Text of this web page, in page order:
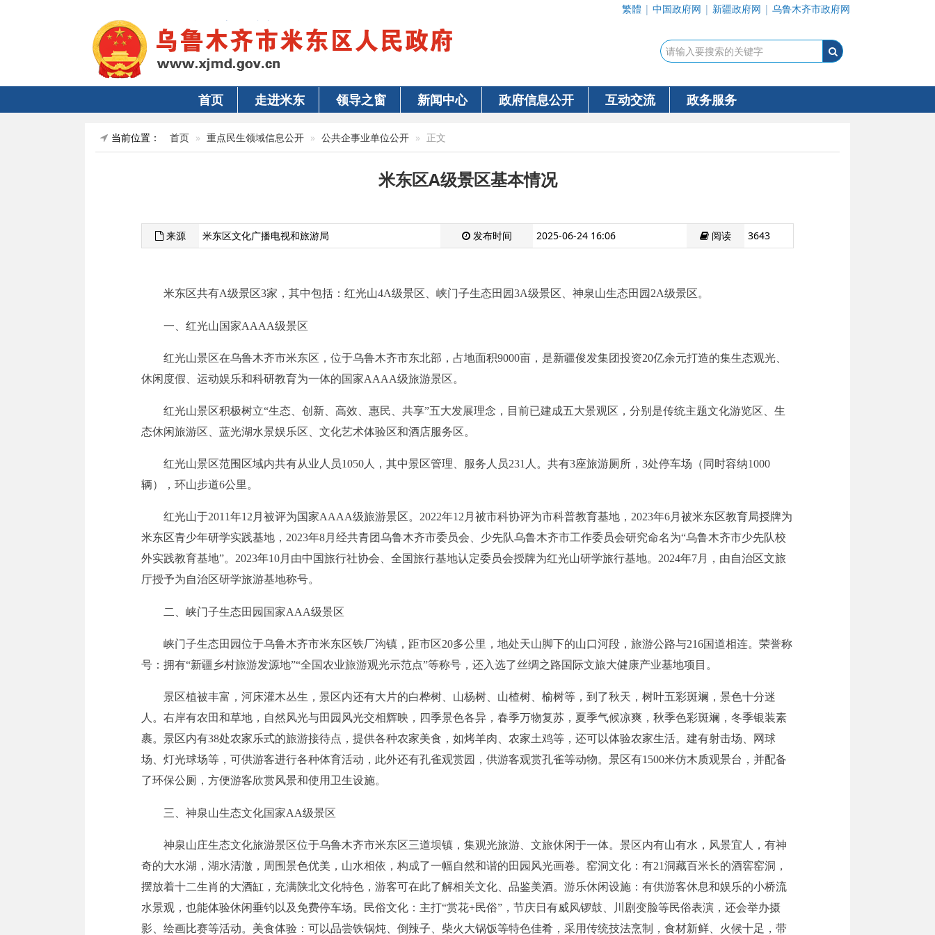
繁體 | 中国政府网 | 新疆政府网 | 乌鲁木齐市政府网
首页 走进米东 领导之窗 新闻中心 政府信息公开 互动交流 政务服务
当前位置： 首页 重点民生领域信息公开 公共企事业单位公开 正文
米东区A级景区基本情况
来源 米东区文化广播电视和旅游局 发布时间 2025-06-24 16:06 阅读 3643
米东区共有A级景区3家，其中包括：红光山4A级景区、峡门子生态田园3A级景区、神泉山生态田园 2A级景区。
一、 红光山国家AAAA级景区
红光山景区在乌鲁木齐市米东区， 位于乌鲁木齐市东北部，占地面积9000亩，是新疆俊发集团投资20亿余元打造的集生态观光、
休闲度假、运动娱乐和科研教育为一体的国家AAAA级旅游景区。
红光山景区积极树立“生态、创新、高效、惠民、共享”五大发展理念 ， 目前已建成五大景观区，分别是传统主题文化游览区、 生
态休闲旅游区、蓝光湖水景娱乐区、文化艺术体验区和酒店服务区。
红光山景区范围区域内共有从业人员1050人，其中景区管理、服务人员231人。 共有3座旅游厕所，3处停车场（同时容纳1000
辆），环山步道6公里。
红光山于2011年12月被评为国家AAAA级旅游景区。2022年12月被市科协评为市科普教育基地，2023年6月被米东区教育局授牌为
米东区青少年研学实践基地，2023年8月经共青团乌鲁木齐市委员会、少先队乌鲁木齐市工作委员会研究命名为“乌鲁木齐市少先队校
外实践教育基地”。2023年10月由中国旅行社协会、全国旅行基地认定委员会授牌为红光山研学旅行基地。2024年7月， 由自治区文旅
厅授予为自治区研学旅游基地称号。
二 、峡门子生态田园国家AAA级景区
峡门子生态田园位于乌鲁木齐市米东区铁厂沟镇，距市区20多公里，地处天山脚下的山口河段，旅游公路与216国道相连。荣誉称
号：拥有“新疆乡村旅游发源地”“全国农业旅游观光示范点”等称号，还入选了丝绸之路国际文旅大健康产业基地项目。
景区植被丰富 ， 河床灌木丛生，景区内还有大片的白桦树、山杨树、山楂树、榆树等，到了秋天，树叶五彩斑斓，景色十分迷
人。右岸有农田和草地，自然风光与田园风光交相辉映，四季景色各异，春季万物复苏，夏季气候凉爽，秋季色彩斑斓，冬季银装素
裹。景区内有38处农家乐式的旅游接待点，提供各种农家美食，如烤羊肉、农家土鸡等，还可以体验农家生活。建有射击场、网球
场、灯光球场等，可供游客进行各种体育活动，此外还有孔雀观赏园，供游客观赏孔雀等动物。 景区有1500米仿木质观景台，并配备
了环保公厕，方便游客欣赏风景和使用卫生设施。
三 神泉山生态文化国家AA级景区
神泉山庄生态文化旅游景区位于乌鲁木齐市米东区三道坝镇，集观光旅游、文旅休闲于一体。景区内有山有水，风景宜人，有神
奇的大水湖，湖水清澈，周围景色优美，山水相依，构成了一幅自然和谐的田园风光画卷。 窑洞文化： 有21洞藏百米长的酒窖窑洞，
摆放着十二生肖的大酒缸，充满陕北文化特色，游客可在此了解相关文化、品鉴美酒。 游乐休闲设施： 有供游客休息和娱乐的小桥流
水景观，也能体验休闲垂钓以及免费停车场。
民俗文化： 主打“赏花+民俗”， 节庆日 有威风锣鼓、川剧变脸等民俗表演，还会举办摄
影、绘画比赛等活动。 美食体验： 可以品尝铁锅炖、倒辣子 、柴火大锅饭等特色佳肴 ， 采用传统技法烹制，食材新鲜、火候十足，带